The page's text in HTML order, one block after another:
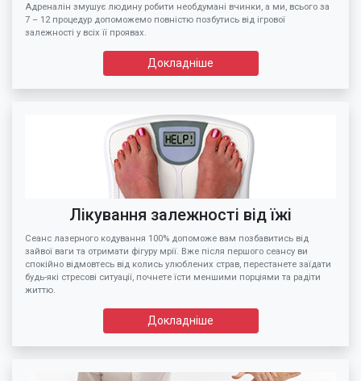
Адреналін змушує людину робити необдумані вчинки, а ми, всього за
7 – 12 процедур допоможемо повністю позбутись від ігрової
залежності у всіх її проявах.
Докладніше
Лікування залежності від їжі
Сеанс лазерного кодування 100% допоможе вам позбавитись від
зайвої ваги та отримати фігуру мрії. Вже після першого сеансу ви
спокійно відмовтесь від колись улюблених страв, перестанете заїдати
будь-які стресові ситуації, почнете їсти меншими порціями та радіти
життю.
Докладніше